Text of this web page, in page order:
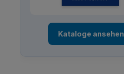
Kataloge ansehen